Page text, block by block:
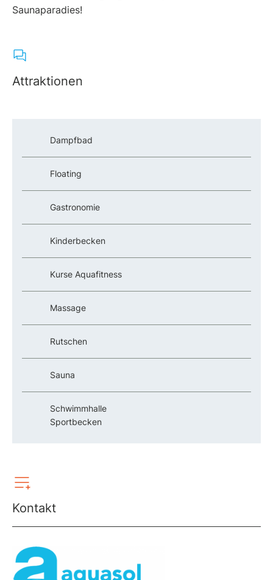
Saunaparadies!
Attraktionen
Dampfbad
Floating
Gastronomie
Kinderbecken
Kurse Aquafitness
Massage
Rutschen
Sauna
Schwimmhalle
Sportbecken
Kontakt